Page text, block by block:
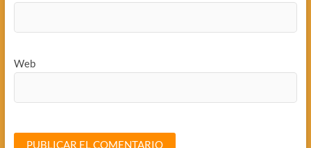
Web